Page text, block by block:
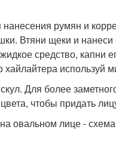
румян и
Втяни щеки и
средство, капни
используй
Для более
чтобы придать
овальном лице -